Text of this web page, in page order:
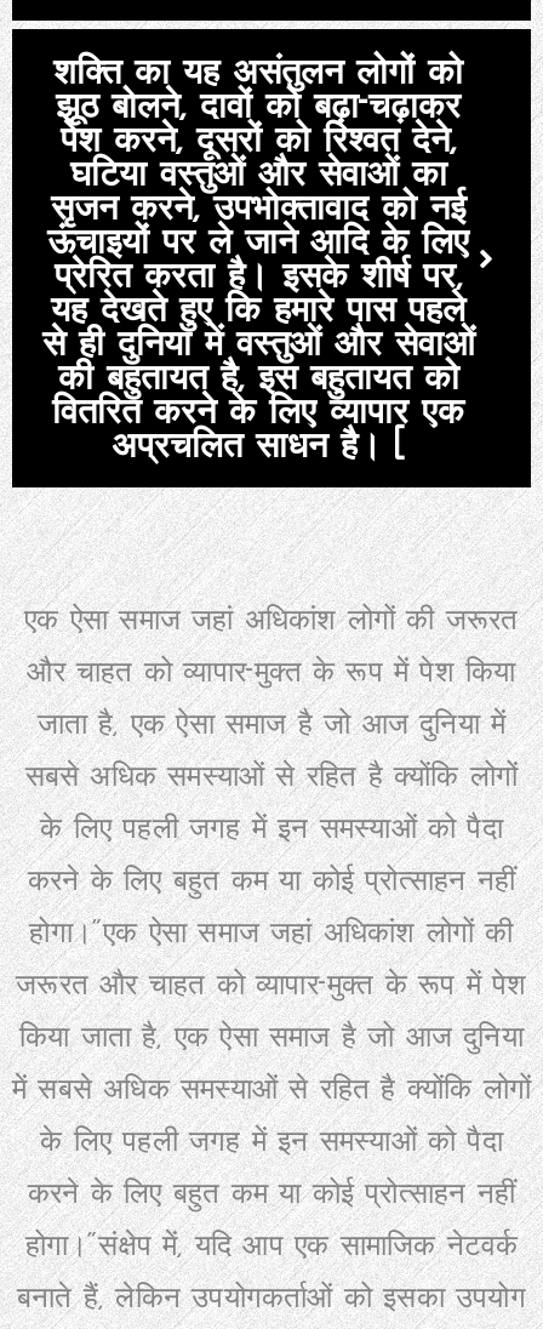
शक्ति का यह असंतुलन लोगों को
झूठ बोलने, दावों को बढ़ा-चढ़ाकर
पेश करने, दूसरों को रिश्वत देने,
घटिया वस्तुओं और सेवाओं का
सृजन करने, उपभोक्तावाद को नई
ऊंचाइयों पर ले जाने आदि के लिए
प्रेरित करता है। इसके शीर्ष पर,
यह देखते हुए कि हमारे पास पहले
से ही दुनिया में वस्तुओं और सेवाओं
की बहुतायत है, इस बहुतायत को
वितरित करने के लिए व्यापार एक
अप्रचलित साधन है। (
एक ऐसा समाज जहां अधिकांश लोगों की जरूरत
और चाहत को व्यापार-मुक्त के रूप में पेश किया
जाता है, एक ऐसा समाज है जो आज दुनिया में
सबसे अधिक समस्याओं से रहित है क्योंकि लोगों
के लिए पहली जगह में इन समस्याओं को पैदा
करने के लिए बहुत कम या कोई प्रोत्साहन नहीं
होगा।"एक ऐसा समाज जहां अधिकांश लोगों की
जरूरत और चाहत को व्यापार-मुक्त के रूप में पेश
किया जाता है, एक ऐसा समाज है जो आज दुनिया
में सबसे अधिक समस्याओं से रहित है क्योंकि लोगों
के लिए पहली जगह में इन समस्याओं को पैदा
करने के लिए बहुत कम या कोई प्रोत्साहन नहीं
होगा।"संक्षेप में, यदि आप एक सामाजिक नेटवर्क
बनाते हैं, लेकिन उपयोगकर्ताओं को इसका उपयोग